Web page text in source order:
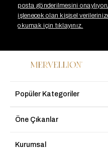
posta gönderilmesini
işlenecek olan kişisel
okumak için tıklayınız.
Popüler Kategoriler
Öne Çıkanlar
Kurumsal